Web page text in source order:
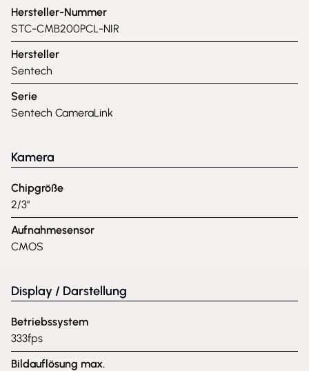
Hersteller-Nummer
STC-CMB200PCL-NIR
Hersteller
Sentech
Serie
Sentech CameraLink
Kamera
Chipgröße
2/3"
Aufnahmesensor
CMOS
Display / Darstellung
Betriebssystem
333fps
Bildauflösung max.